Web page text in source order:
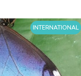
INTERNATIONAL